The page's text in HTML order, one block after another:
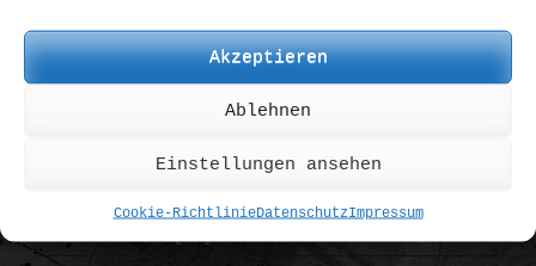
Akzeptieren
Ablehnen
Einstellungen ansehen
Cookie-RichtlinieDatenschutzImpressum
Bezahlung | Versand